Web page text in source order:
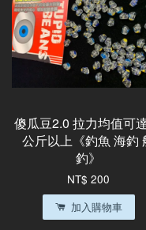
傻瓜豆2.0 拉力均值可
公斤以上《釣魚 海釣
釣》
NT$ 200
加入購物車